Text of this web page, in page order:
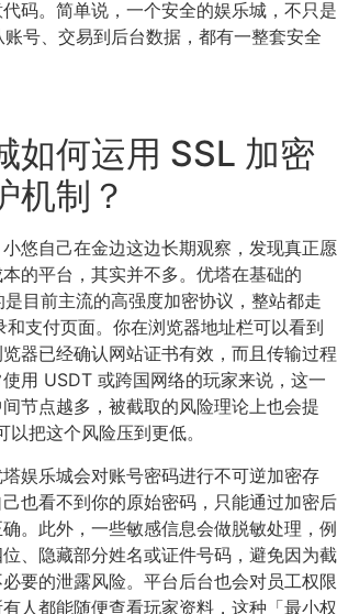
码。简单说，一个安全的娱乐城，不只是
号、交易到后台数据，都有一整套安全
如何运用 SSL 加密
机制？
悠自己在金边这边长期观察，发现真正愿
的平台，其实并不多。优塔在基础的
目前主流的高强度加密协议，整站都走
和支付页面。你在浏览器地址栏可以看到
器已经确认网站证书有效，而且传输过程
用 USDT 或跨国网络的玩家来说，这一
节点越多，被截取的风险理论上也会提
把这个风险压到更低。
娱乐城会对账号密码进行不可逆加密存
也看不到你的原始密码，只能通过加密后
。此外，一些敏感信息会做脱敏处理，例
、隐藏部分姓名或证件号码，避免因为截
要的泄露风险。平台后台也会对员工权限
人都能随便查看玩家资料，这种「最小权